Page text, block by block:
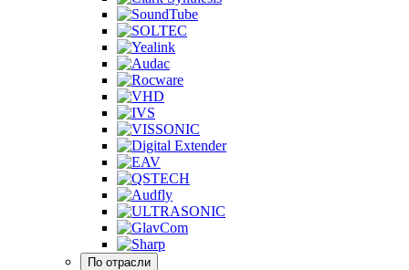
По отрасли